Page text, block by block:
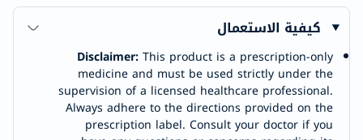
كيفية الاستعمال
Disclaimer:This product is a prescription-only
medicine and must be used strictly under the
supervision of a licensed healthcare professional.
Always adhere to the directions provided on the
prescription label. Consult your doctor if you